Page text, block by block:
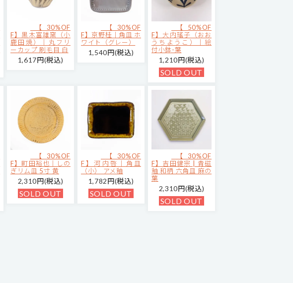
【30%OF
F】黒木富雄窯（小
鹿田焼）｜丸フリ
ーカップ 刷毛目 白
1,617円(税込)
【30%OF
F】京野桂｜角皿 ホ
ワイト（グレー）
1,540円(税込)
【50%OF
F】大内瑤子（おお
うちようこ）｜絵
付小鉢-葉
1,210円(税込)
SOLD OUT
【30%OF
F】町田裕也｜しの
ぎリム皿 5寸 黄
2,310円(税込)
SOLD OUT
【30%OF
F】河内啓｜角皿
（小） アメ釉
1,782円(税込)
SOLD OUT
【30%OF
F】吉田健宗 | 青磁
釉 和柄 六角皿 麻の
葉
2,310円(税込)
SOLD OUT